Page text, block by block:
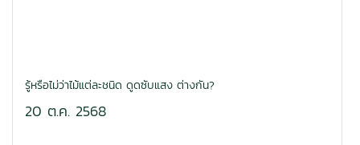
รู้หรือไม่ว่าไม้แต่ละชนิด ดูดซับแสง ต่างกัน?
20 ต.ค. 2568